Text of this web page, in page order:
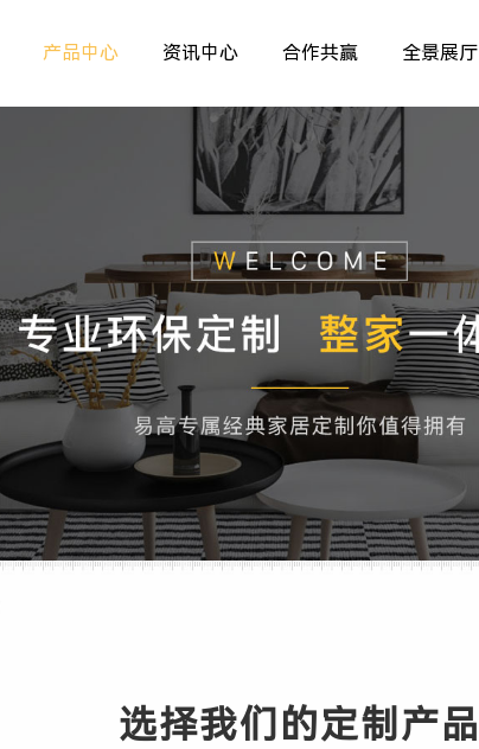
产品中心
餐厅空间 >
客厅空间 >
卧室空间
>
资讯中心
品牌资讯 >
行业资讯
合作共赢 全景展厅
选择我们的定制产品